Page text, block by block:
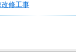
修工事